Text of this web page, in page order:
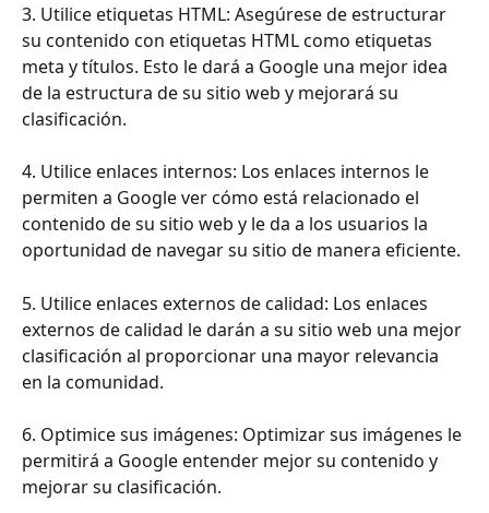
3. Utilice etiquetas HTML: Asegúrese de estructurar
su contenido con etiquetas HTML como etiquetas
meta y títulos. Esto le dará a Google una mejor idea
de la estructura de su sitio web y mejorará su
clasificación.
4. Utilice enlaces internos: Los enlaces internos le
permiten a Google ver cómo está relacionado el
contenido de su sitio web y le da a los usuarios la
oportunidad de navegar su sitio de manera eficiente.
5. Utilice enlaces externos de calidad: Los enlaces
externos de calidad le darán a su sitio web una mejor
clasificación al proporcionar una mayor relevancia
en la comunidad.
6. Optimice sus imágenes: Optimizar sus imágenes le
permitirá a Google entender mejor su contenido y
mejorar su clasificación.